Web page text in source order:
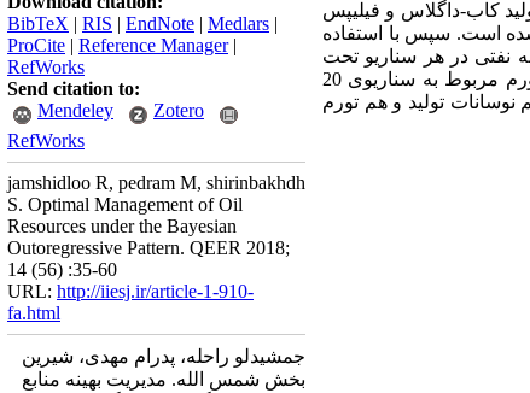
کاب-داگلاس و فیلیپس
اقتصاد واقعی در طی سال‌های 93-1357 تخمین زده شده است. سپس با استفاده
و اثر تکانه نفتی در هر سناریو تحت
الگوی خودبازگشت برداری نشان داده شده است. نتایج نشان می‌دهد کمترین نوسان در تورم مربوط به سناریوی 20
اگر دولت بخواهد هم نوسانات تولید و هم تورم
BibTeX | RIS | EndNote | Medlars |
ProCite | Reference Manager|
RefWorks
Send citation to:
Mendeley
Zotero
RefWorks
jamshidloo R, pedram M, shirinbakhdh
S. Optimal Management of Oil
Resources under the Bayesian
Outoregressive Pattern. QEER 2018;
14 (56) :35-60
URL: http://iiesj.ir/article-1-910-
fa.html
جمشیدلو راحله، پدرام مهدی، شیرین
بخش شمس الله. مدیریت بهینه منابع